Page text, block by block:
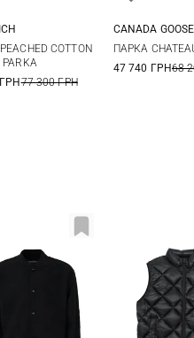
COTTON
77 300 ГРН
CANADA GOOSE
ПАРКА
47 740 ГРН68